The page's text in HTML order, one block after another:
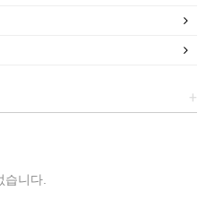
+
습니다.